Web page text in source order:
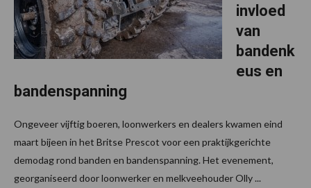
invloed
van
bandenk
eus en
bandenspanning
Ongeveer vijftig boeren, loonwerkers en dealers kwamen eind
maart bijeen in het Britse Prescot voor een praktijkgerichte
demodag rond banden en bandenspanning. Het evenement,
georganiseerd door loonwerker en melkveehouder Olly ...